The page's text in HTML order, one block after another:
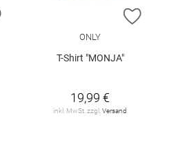
ZUR WUNSCHLISTE HINZUFÜGEN
ZUR
ONLY
T-Shirt "MONJA"
19,99 €
inkl. MwSt. zzgl. Versand